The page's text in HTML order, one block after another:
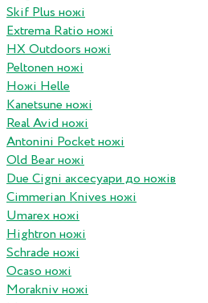
Skif Plus ножі
Extrema Ratio ножі
HX Outdoors ножі
Peltonen ножі
Ножі Helle
Kanetsune ножі
Real Avid ножі
Antonini Pocket ножі
Old Bear ножі
Due Cigni аксесуари до ножів
Cimmerian Knives ножі
Umarex ножі
Hightron ножі
Schrade ножі
Ocaso ножі
Morakniv ножі